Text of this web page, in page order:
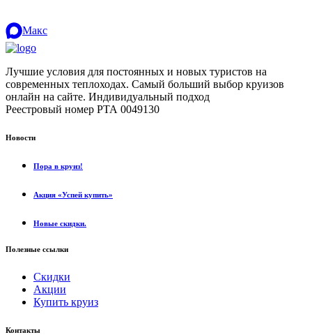
Макс
Лучшие условия для постоянных и новых туристов на
современных теплоходах. Самый больший выбор круизов
онлайн на сайте. Индивидуальный подход
Реестровый номер РТА 0049130
Новости
Пора в круиз!
Акция «Успей купить»
Новые скидки.
Полезные ссылки
Скидки
Акции
Купить круиз
Контакты